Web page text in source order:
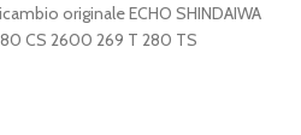
originale ECHO SHINDAIWA
CS 2600 269 T 280 TS